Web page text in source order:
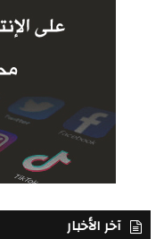
آخر الأخبار